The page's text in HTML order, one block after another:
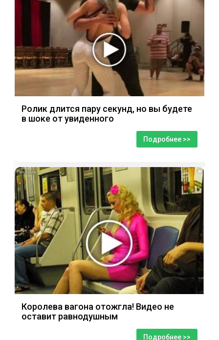
Ролик длится пару секунд, но вы будете
в шоке от увиденного
Подробнее >>
i
Королева вагона отожгла! Видео не
оставит равнодушным
Подробнее >>